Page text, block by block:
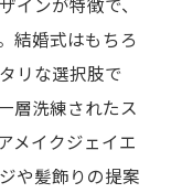
結婚式はもちろ
リな選択肢で
層洗練されたス
メイクジェイエ
や髪飾りの提案